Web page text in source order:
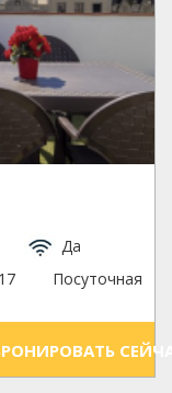
Да
Посуточная